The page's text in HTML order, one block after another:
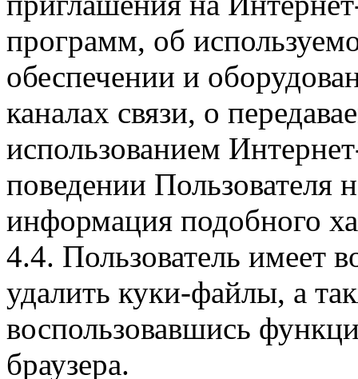
программ, об
обеспечении и
каналах связи, о
использованием
поведении Пользователя
информация подобного
4.4. Пользователь имеет
удалить куки-файлы, а
воспользовавшись
браузера.